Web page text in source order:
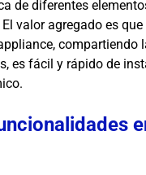
de diferentes
valor agregado es
compartiendo
es fácil y rápido de